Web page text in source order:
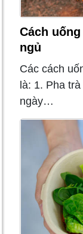
Cách
ngủ
Các cách
là: 1. Pha
ngày…